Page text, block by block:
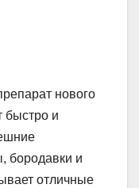
нового
быстро и
бородавки и
отличные